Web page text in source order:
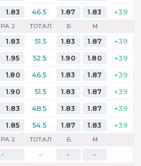
1.83 46.5 1.87 1.83 +39
2 ТОТАЛ Б М
1.83 51.5 1.83 1.87
+39
1.95 52.5 1.90 1.80
+39
1.80 46.5 1.83 1.87
+39
1.90 51.5 1.83 1.87
+39
1.83 48.5 1.83 1.87
+39
1.85 54.5 1.87 1.83 +39
2 ТОТАЛ Б М
- - - -